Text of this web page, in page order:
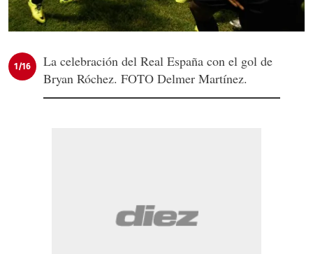
1/16
La celebración del Real España con el gol de
Bryan Róchez. FOTO Delmer Martínez.